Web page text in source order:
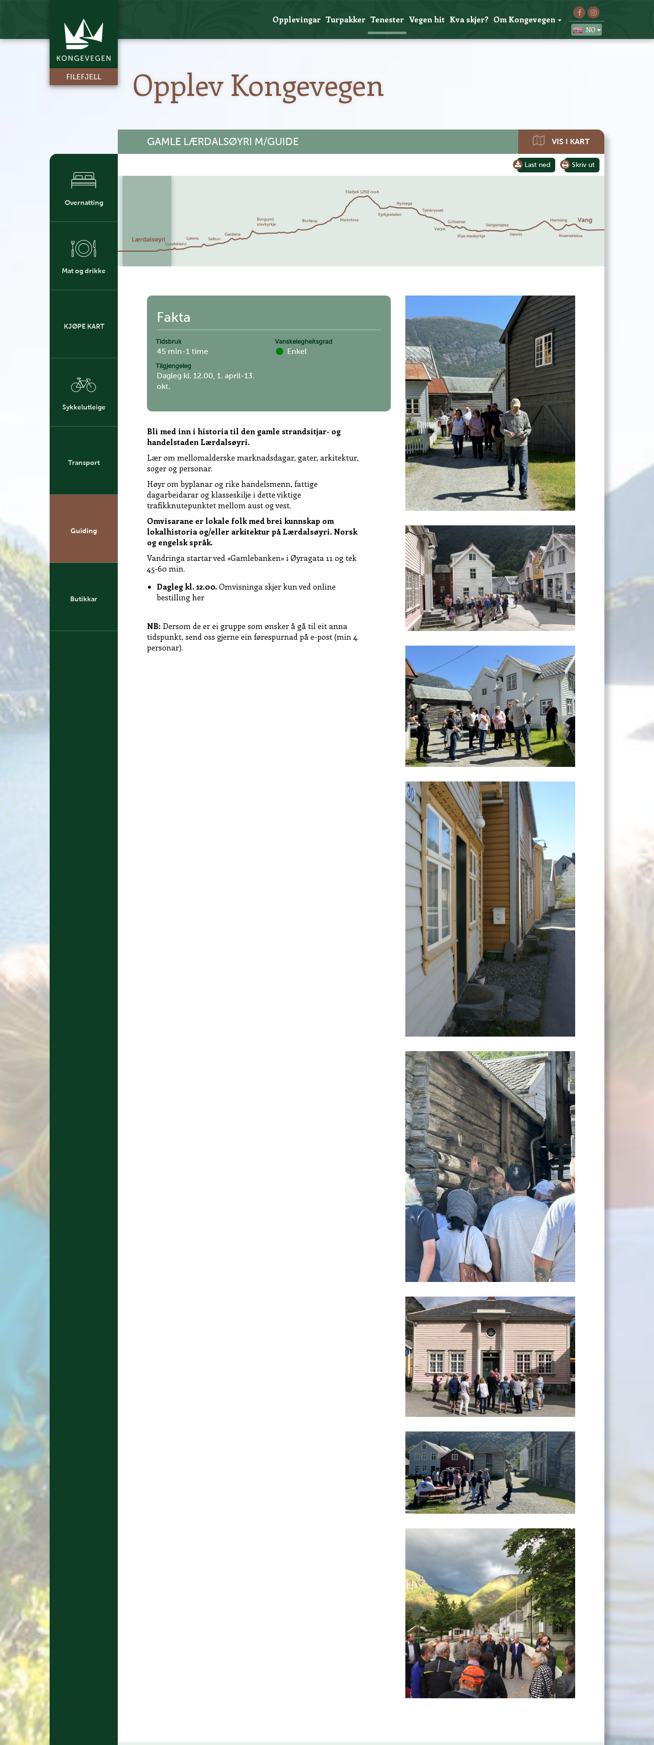
FILEFJELL
Opplevingar Turpakker Tenester Vegen hit Kva skjer? Om Kongevegen
NO
Opplev Kongevegen
Overnatting
Mat og drikke
KJØPE KART
Sykkelutleige
Transport
Guiding
Butikkar
GAMLE LÆRDALSØYRI M/GUIDE VIS I KART
Skriv ut
Last ned
Fakta
Tidsbruk
45 min-1 time
Vanskelegheitsgrad
Enkel
Tilgjengeleg
Dagleg kl. 12.00, 1. april-13.
okt.
Bli med inn i historia til den gamle strandsitjar- og
handelstaden Lærdalsøyri.
Lær om mellomalderske marknadsdagar, gater, arkitektur,
soger og personar.
Høyr om byplanar og rike handelsmenn, fattige
dagarbeidarar og klasseskilje i dette viktige
trafikknutepunktet mellom aust og vest.
Omvisarane er lokale folk med brei kunnskap om
lokalhistoria og/eller arkitektur på Lærdalsøyri. Norsk
og engelsk språk.
Vandringa startar ved «Gamlebanken» i Øyragata 11 og tek
45-60 min.
Dagleg kl. 12.00.Omvisninga skjer kun ved online
bestilling her
NB: Dersom de er ei gruppe som ønsker å gå til eit anna
tidspunkt, send oss gjerne ein førespurnad på e-post (min 4.
personar).
Leaflet|